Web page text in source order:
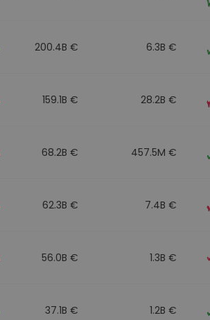
200.4B € 6.3B €
159.1B € 28.2B €
68.2B € 457.5M €
62.3B € 7.4B €
56.0B € 1.3B €
37.1B € 1.2B €